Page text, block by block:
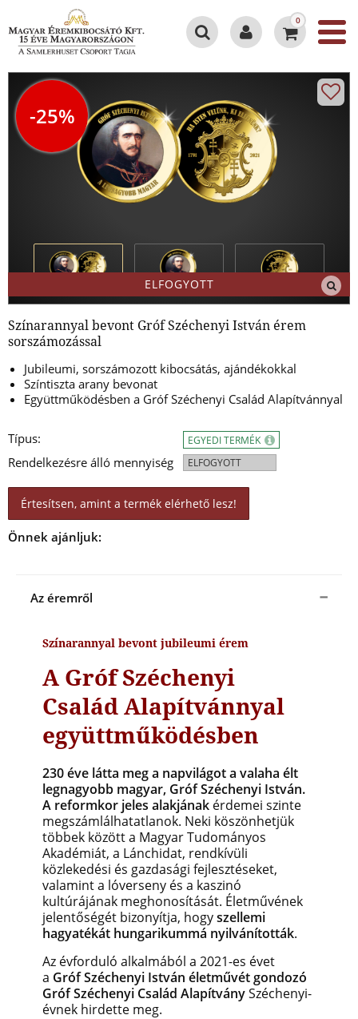
0
-25%
ELFOGYOTT
Színarannyal bevont Gróf Széchenyi István érem
sorszámozással
Jubileumi, sorszámozott kibocsátás, ajándékokkal
Színtiszta arany bevonat
Együttműködésben a Gróf Széchenyi Család Alapítvánnyal
Típus:
Rendelkezésre álló mennyiség
EGYEDI TERMÉK
ELFOGYOTT
Értesítsen, amint a termék elérhető lesz!
Önnek ajánljuk:
Az éremről
Színarannyal bevont jubileumi érem
A Gróf Széchenyi
Család Alapítvánnyal
együttműködésben
230 éve látta meg a napvilágot a valaha élt
legnagyobb magyar, Gróf Széchenyi István.
A reformkor jeles alakjának érdemei szinte
megszámlálhatatlanok. Neki köszönhetjük
többek között a Magyar Tudományos
Akadémiát, a Lánchidat, rendkívüli
közlekedési és gazdasági fejlesztéseket,
valamint a lóverseny és a kaszinó
kultúrájának meghonosítását. Életművének
jelentőségét bizonyítja, hogyszellemi
hagyatékát hungarikummá nyilvánították.
Az évforduló alkalmából a 2021-es évet
a Gróf Széchenyi István életművét gondozó
Gróf Széchenyi Család AlapítványSzéchenyi-
évnek hirdette meg.